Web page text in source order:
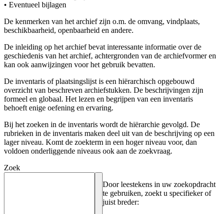
• Eventueel bijlagen
De kenmerken van het archief zijn o.m. de omvang, vindplaats,
beschikbaarheid, openbaarheid en andere.
De inleiding op het archief bevat interessante informatie over de
geschiedenis van het archief, achtergronden van de archiefvormer en
kan ook aanwijzingen voor het gebruik bevatten.
De inventaris of plaatsingslijst is een hiërarchisch opgebouwd
overzicht van beschreven archiefstukken. De beschrijvingen zijn
formeel en globaal. Het lezen en begrijpen van een inventaris
behoeft enige oefening en ervaring.
Bij het zoeken in de inventaris wordt de hiërarchie gevolgd. De
rubrieken in de inventaris maken deel uit van de beschrijving op een
lager niveau. Komt de zoekterm in een hoger niveau voor, dan
voldoen onderliggende niveaus ook aan de zoekvraag.
Zoek
Door leestekens in uw zoekopdracht
te gebruiken, zoekt u specifieker of
juist breder: